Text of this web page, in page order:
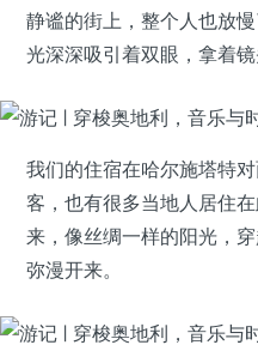
静谧的街上，整个人也放
光深深吸引着双眼，拿着镜
我们的住宿在哈尔施塔特
客，也有很多当地人居住
来，像丝绸一样的阳光，
弥漫开来。